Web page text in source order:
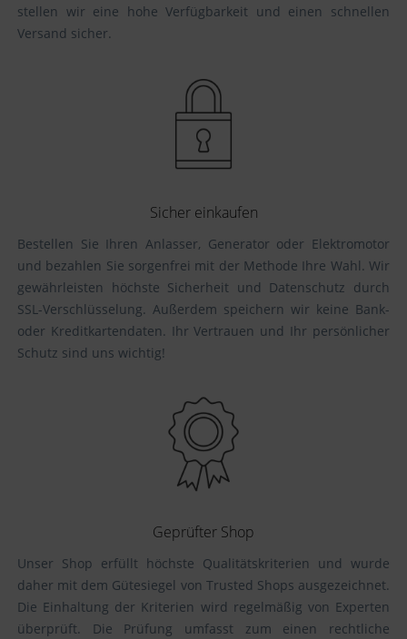
stellen wir eine hohe Verfügbarkeit und einen schnellen
Versand sicher.
Sicher einkaufen
Bestellen Sie Ihren Anlasser, Generator oder Elektromotor
und bezahlen Sie sorgenfrei mit der Methode Ihre Wahl. Wir
gewährleisten höchste Sicherheit und Datenschutz durch
SSL-Verschlüsselung. Außerdem speichern wir keine Bank-
oder Kreditkartendaten. Ihr Vertrauen und Ihr persönlicher
Schutz sind uns wichtig!
Geprüfter Shop
Unser Shop erfüllt höchste Qualitätskriterien und wurde
daher mit dem Gütesiegel von Trusted Shops ausgezeichnet.
Die Einhaltung der Kriterien wird regelmäßig von Experten
überprüft. Die Prüfung umfasst zum einen rechtliche